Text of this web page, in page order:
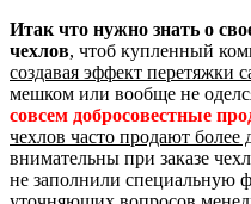
Итак что нужно знать о
чехлов, чтоб купленный
создавая эффект перетяжки
мешком или вообще не
совсем добросовестные
чехлов часто продают
внимательны при заказе
не заполнили специальную